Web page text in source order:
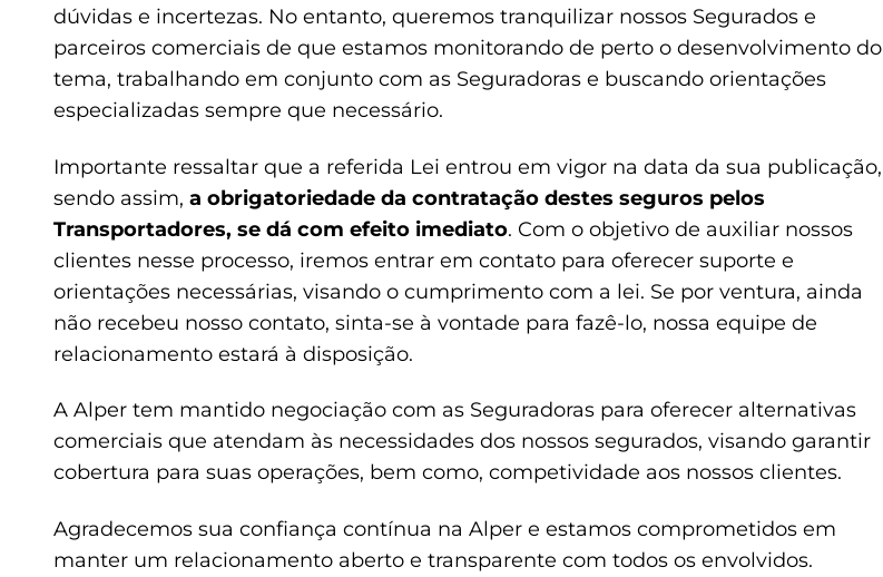
dúvidas e incertezas. No entanto, queremos tranquilizar nossos Segurados e
parceiros comerciais de que estamos monitorando de perto o desenvolvimento do
tema, trabalhando em conjunto com as Seguradoras e buscando orientações
especializadas sempre que necessário.
Importante ressaltar que a referida Lei entrou em vigor na data da sua publicação,
sendo assim, a obrigatoriedade da contratação destes seguros pelos
Transportadores, se dá com efeito imediato. Com o objetivo de auxiliar nossos
clientes nesse processo, iremos entrar em contato para oferecer suporte e
orientações necessárias, visando o cumprimento com a lei. Se por ventura, ainda
não recebeu nosso contato, sinta-se à vontade para fazê-lo, nossa equipe de
relacionamento estará à disposição.
A Alper tem mantido negociação com as Seguradoras para oferecer alternativas
comerciais que atendam às necessidades dos nossos segurados, visando garantir
cobertura para suas operações, bem como, competividade aos nossos clientes.
Agradecemos sua confiança contínua na Alper e estamos comprometidos em
manter um relacionamento aberto e transparente com todos os envolvidos.